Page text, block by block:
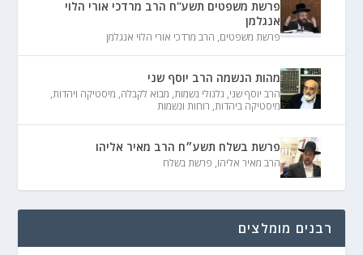
פרשת משפטים תשע"ח הרב מרדכי אורי הלוי
אנגלמן
פרשת משפטים, הרב מרדכי אורי הלוי אנגלמן
מהות הנשמה הרב יוסף שני
הרב יוסף שני, גלגולי נשמות, מבוא לקבלה, מיסטיקה ויהדות,
מיסטיקה ביהדות, רוחות ונשמות
פרשת בשלח תשע״ח הרב מאיר אליהו
הרב מאיר אליהו, פרשת בשלח
רבנים מומלצים